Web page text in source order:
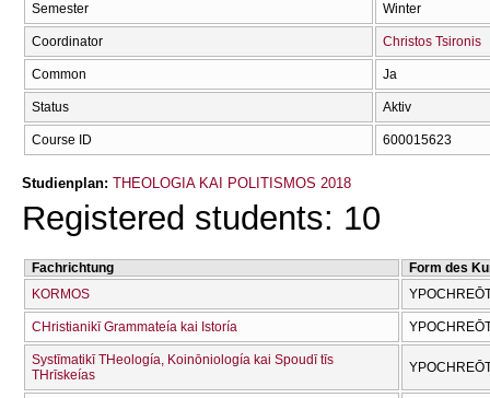
Semester Winter
Coordinator Christos Tsironis
Common Ja
Status Aktiv
Course ID 600015623
Studienplan: THEOLOGIA KAI POLITISMOS 2018
Registered students: 10
Fachrichtung
Form des
KORMOS
CΗristianikī Grammateía kai Istoría
Systīmatikī THeología, Koinōniología kai Spoudī tīs
THrīskeías